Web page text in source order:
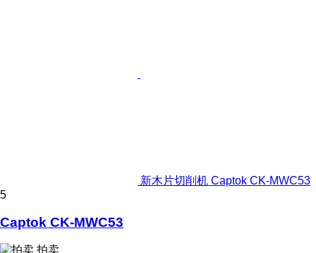
新木片切削机 Captok CK-MWC53
5
Captok CK-MWC53
拍卖